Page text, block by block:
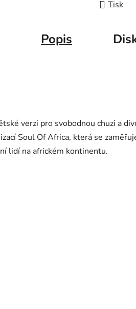
Tisk
Popis
verzi pro svobodnou chuzi a
Soul Of Africa, která se
lidí na africkém kontinentu.